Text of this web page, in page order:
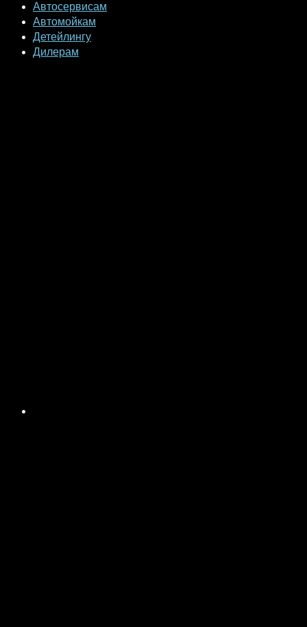
Автосервисам
Автомойкам
Детейлингу
Дилерам